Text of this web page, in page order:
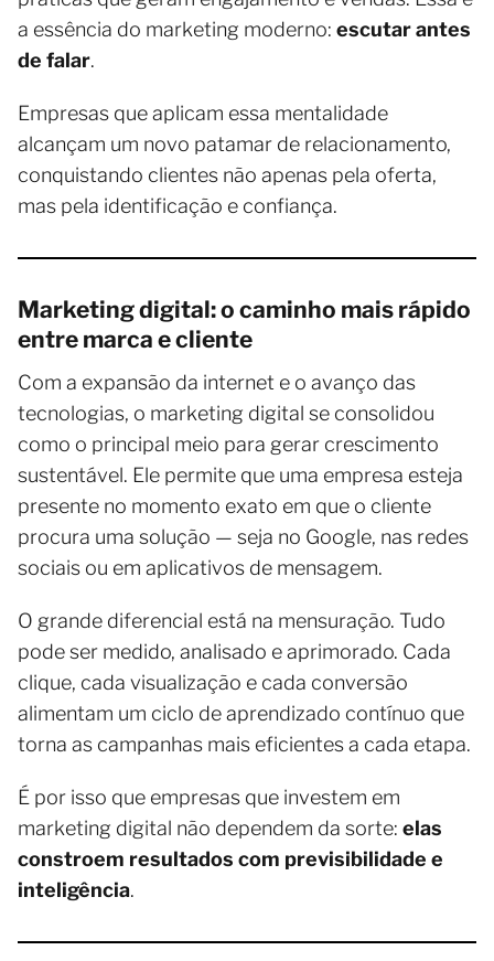
a essência do marketing moderno: escutar antes
de falar.
Empresas que aplicam essa mentalidade
alcançam um novo patamar de relacionamento,
conquistando clientes não apenas pela oferta,
mas pela identificação e confiança.
Marketing digital: o caminho mais rápido
entre marca e cliente
Com a expansão da internet e o avanço das
tecnologias, o marketing digital se consolidou
como o principal meio para gerar crescimento
sustentável. Ele permite que uma empresa esteja
presente no momento exato em que o cliente
procura uma solução — seja no Google, nas redes
sociais ou em aplicativos de mensagem.
O grande diferencial está na mensuração. Tudo
pode ser medido, analisado e aprimorado. Cada
clique, cada visualização e cada conversão
alimentam um ciclo de aprendizado contínuo que
torna as campanhas mais eficientes a cada etapa.
É por isso que empresas que investem em
marketing digital não dependem da sorte: elas
constroem resultados com previsibilidade e
inteligência.